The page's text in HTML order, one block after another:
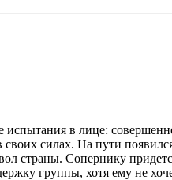
в лице:
силах. На пути
страны. Сопернику
группы, хотя ему не